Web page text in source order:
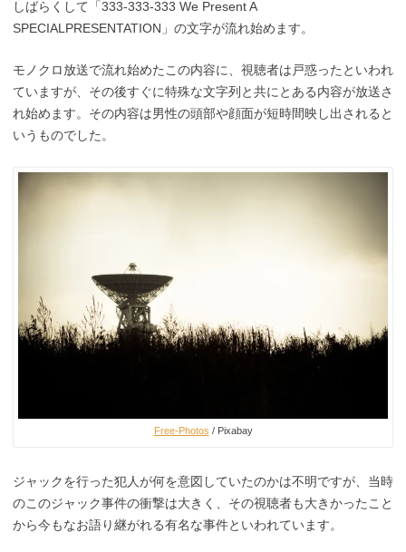
しばらくして「333-333-333 We Present A
SPECIALPRESENTATION」の文字が流れ始めます。
モノクロ放送で流れ始めたこの内容に、視聴者は戸惑ったといわれ
ていますが、その後すぐに特殊な文字列と共にとある内容が放送さ
れ始めます。その内容は男性の頭部や顔面が短時間映し出されると
いうものでした。
Free-Photos / Pixabay
ジャックを行った犯人が何を意図していたのかは不明ですが、当時
のこのジャック事件の衝撃は大きく、その視聴者も大きかったこと
から今もなお語り継がれる有名な事件といわれています。